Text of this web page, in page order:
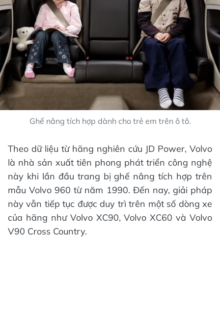
Ghế nâng tích hợp dành cho trẻ em trên ô tô.
Theo dữ liệu từ hãng nghiên cứu JD Power, Volvo
là nhà sản xuất tiên phong phát triển công nghệ
này khi lần đầu trang bị ghế nâng tích hợp trên
mẫu Volvo 960 từ năm 1990. Đến nay, giải pháp
này vẫn tiếp tục được duy trì trên một số dòng xe
của hãng như Volvo XC90, Volvo XC60 và Volvo
V90 Cross Country.